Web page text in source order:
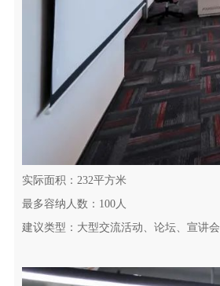
实际面积：232平方米
最多容纳人数：100人
建议类型：大型交流活动、论坛、宣讲会